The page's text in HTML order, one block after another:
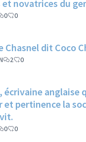
novatrices du
0 0
Chasnel dit Coco
2 0
écrivaine anglaise
et pertinence la
0 0